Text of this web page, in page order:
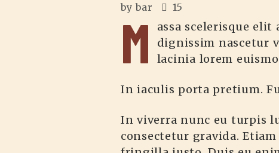
bybar 15
M
assa scelerisque
dignissim nascetur
lacinia lorem
In iaculis porta pretium.
In viverra nunc eu turpis
consectetur gravida.